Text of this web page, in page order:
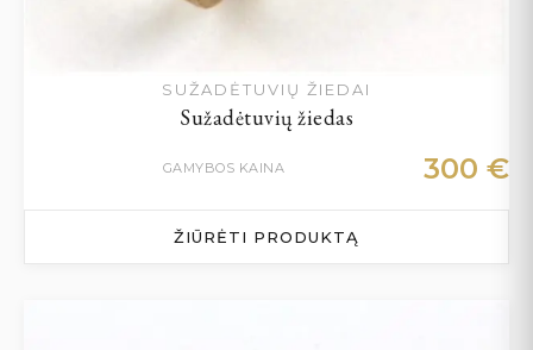
SUŽADĖTUVIŲ ŽIEDAI
Sužadėtuvių žiedas
GAMYBOS KAINA 300 €
ŽIŪRĖTI PRODUKTĄ